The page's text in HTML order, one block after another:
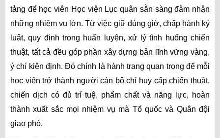
tảng để học viên Học viện Lục quân sẵn sàng đảm nhận
những nhiệm vụ lớn. Từ việc giữ đúng giờ, chấp hành kỷ
luật, quy định trong huấn luyện, xử lý tình huống chiến
thuật, tất cả đều góp phần xây dựng bản lĩnh vững vàng,
ý chí kiên định. Đó chính là hành trang quan trọng để mỗi
học viên trở thành người cán bộ chỉ huy cấp chiến thuật,
chiến dịch có đủ trí tuệ, phẩm chất và năng lực, hoàn
thành xuất sắc mọi nhiệm vụ mà Tổ quốc và Quân đội
giao phó.